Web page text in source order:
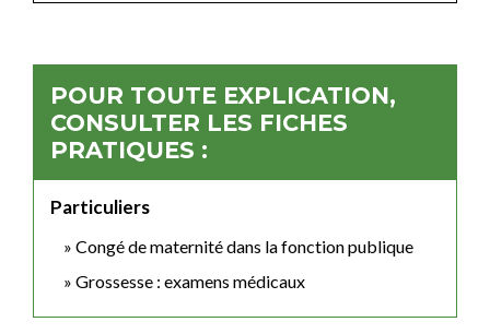
POUR TOUTE EXPLICATION,
CONSULTER LES FICHES
PRATIQUES :
Particuliers
Congé de maternité dans la fonction publique
Grossesse : examens médicaux